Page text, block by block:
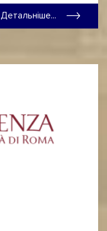
Детальніше...